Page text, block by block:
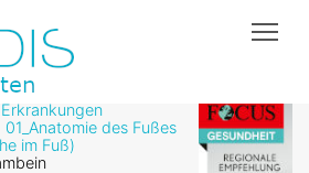
Erkrankungen
01_Anatomie des Fußes
im Fuß)